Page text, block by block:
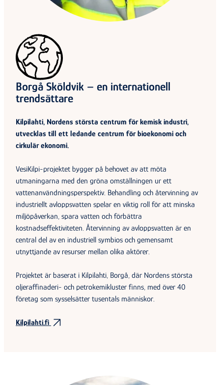
Borgå Sköldvik – en internationell
trendsättare
Kilpilahti, Nordens största centrum för kemisk industri,
utvecklas till ett ledande centrum för bioekonomi och
cirkulär ekonomi.
VesiKilpi-projektet bygger på behovet av att möta
utmaningarna med den gröna omställningen ur ett
vattenanvändningsperspektiv. Behandling och återvinning av
industriellt avloppsvatten spelar en viktig roll för att minska
miljöpåverkan, spara vatten och förbättra
kostnadseffektiviteten. Återvinning av avloppsvatten är en
central del av en industriell symbios och gemensamt
utnyttjande av resurser mellan olika aktörer.
Projektet är baserat i Kilpilahti, Borgå, där Nordens största
oljeraffinaderi- och petrokemikluster finns, med över 40
företag som sysselsätter tusentals människor.
Kilpilahti.fi